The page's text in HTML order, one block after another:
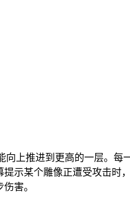
上推进到更高的一层。
示某个雕像正遭受攻击时
害。